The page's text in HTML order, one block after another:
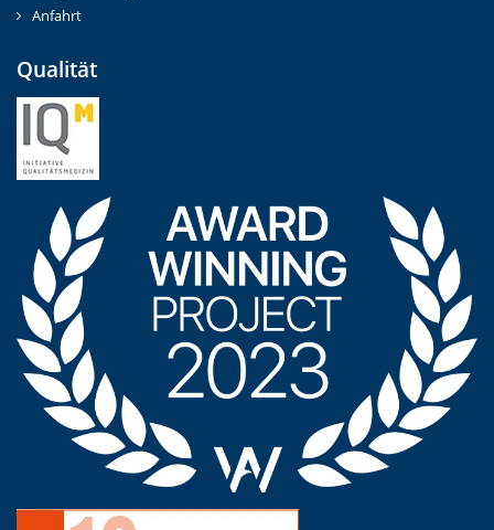
Anfahrt
Qualität